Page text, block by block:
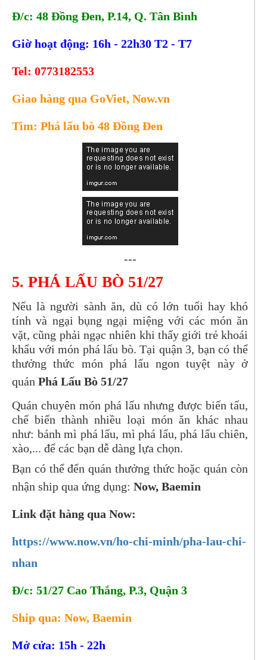
Đ/c: 48 Đồng Đen, P.14, Q. Tân Bình
Giờ hoạt động: 16h - 22h30 T2 - T7
Tel: 0773182553
Giao hàng qua GoViet, Now.vn
Tìm: Phá lấu bò 48 Đồng Đen
---
5. PHÁ LẤU BÒ 51/27
Nếu là người sành ăn, dù có lớn tuổi hay khó
tính và ngại bụng ngại miệng với các món ăn
vặt, cũng phải ngạc nhiên khi thấy giới trẻ khoái
khẩu với món phá lấu bò. Tại quận 3, bạn có thể
thưởng thức món phá lấu ngon tuyệt này ở
quán Phá Lấu Bò 51/27
Quán chuyên món phá lấu nhưng được biến tấu,
chế biến thành nhiều loại món ăn khác nhau
như: bánh mì phá lấu, mì phá lấu, phá lấu chiên,
xào,... để các bạn dễ dàng lựa chọn.
Bạn có thể đến quán thưởng thức hoặc quán còn
nhận ship qua ứng dụng: Now, Baemin
Link đặt hàng qua Now:
https://www.now.vn/ho-chi-minh/pha-lau-chi-
nhan
Đ/c: 51/27 Cao Thắng, P.3, Quận 3
Ship qua: Now, Baemin
Mở cửa: 15h - 22h